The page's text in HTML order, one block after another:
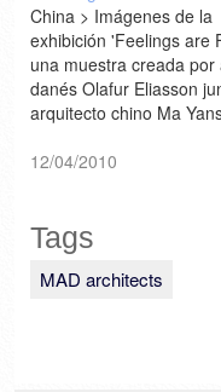
China > Imágenes de la
exhibición 'Feelings are
una muestra creada por
danés Olafur Eliasson
arquitecto chino Ma
Contemporary Art
12/04/2010
Tags
MAD architects